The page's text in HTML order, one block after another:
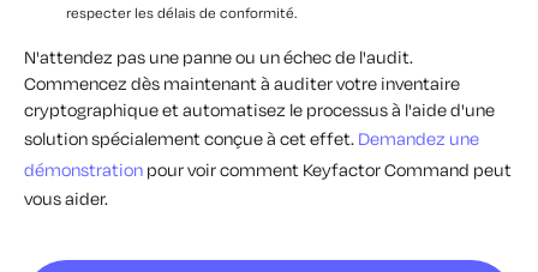
respecter les délais de conformité.
N'attendez pas une panne ou un échec de l'audit.
Commencez dès maintenant à auditer votre inventaire
cryptographique et automatisez le processus à l'aide d'une
solution spécialement conçue à cet effet. Demandez une
démonstration pour voir comment Keyfactor Command peut
vous aider.